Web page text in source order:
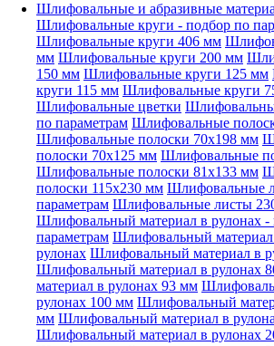
Шлифовальные и абразивные
Шлифовальные круги - подбор по
Шлифовальные круги 406 мм
мм Шлифовальные круги 200 мм
150 мм Шлифовальные круги 125 мм
круги 115 мм Шлифовальные круги
Шлифовальные цветки
по параметрам Шлифовальные
Шлифовальные полоски 70x198 мм
полоски 70x125 мм Шлифовальные
Шлифовальные полоски 81x133 мм
полоски 115x230 мм Шлифовальные
параметрам Шлифовальные листы
Шлифовальный материал в рулонах -
параметрам Шлифовальный
рулонах Шлифовальный материал в
Шлифовальный материал в рулонах
материал в рулонах 93 мм
рулонах 100 мм Шлифовальный
мм Шлифовальный материал в
Шлифовальный материал в рулонах